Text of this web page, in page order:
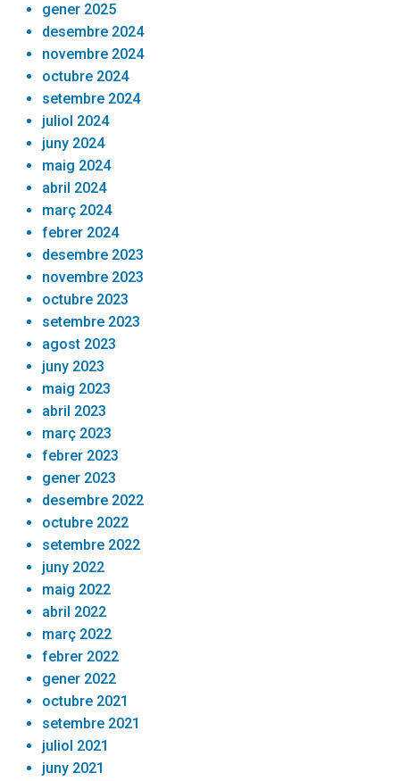
gener 2025
desembre 2024
novembre 2024
octubre 2024
setembre 2024
juliol 2024
juny 2024
maig 2024
abril 2024
març 2024
febrer 2024
desembre 2023
novembre 2023
octubre 2023
setembre 2023
agost 2023
juny 2023
maig 2023
abril 2023
març 2023
febrer 2023
gener 2023
desembre 2022
octubre 2022
setembre 2022
juny 2022
maig 2022
abril 2022
març 2022
febrer 2022
gener 2022
octubre 2021
setembre 2021
juliol 2021
juny 2021